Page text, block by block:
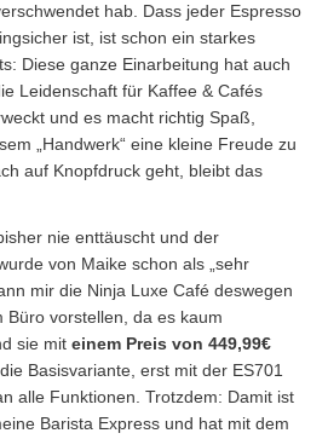
hab. Dass jeder Espresso
ist, ist schon ein starkes
Diese ganze Einarbeitung hat auch
Leidenschaft für Kaffee & Cafés
und es macht richtig Spaß,
„Handwerk“ eine kleine Freude zu
auf Knopfdruck geht, bleibt das
nie enttäuscht und der
von Maike schon als „sehr
mir die Ninja Luxe Café deswegen
Büro vorstellen, da es kaum
sie mit einem Preis von 449,99€
Basisvariante, erst mit der ES701
alle Funktionen. Trotzdem: Damit ist
Barista Express und hat mit dem